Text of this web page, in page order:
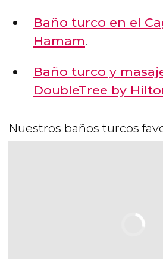
Baño turco en el
Hamam.
Baño turco y
DoubleTree by
Nuestros baños turcos